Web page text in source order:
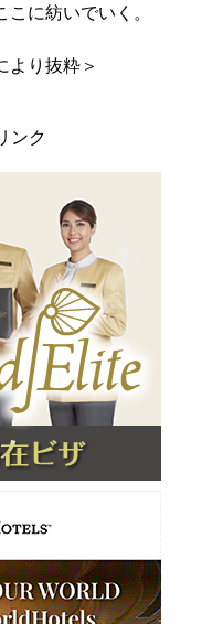
に紡いでいく。
より抜粋＞
ンク